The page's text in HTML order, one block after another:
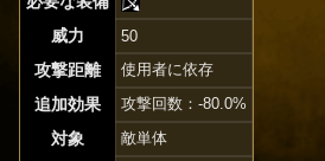
威力
50
攻撃距離 使用者に依存
追加効果 攻撃回数：-80.0%
対象 敵単体